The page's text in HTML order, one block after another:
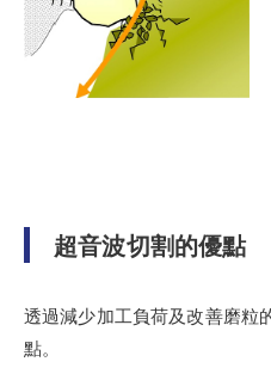
超音波切割的優點
透過減少加工負荷及改善磨粒
點。